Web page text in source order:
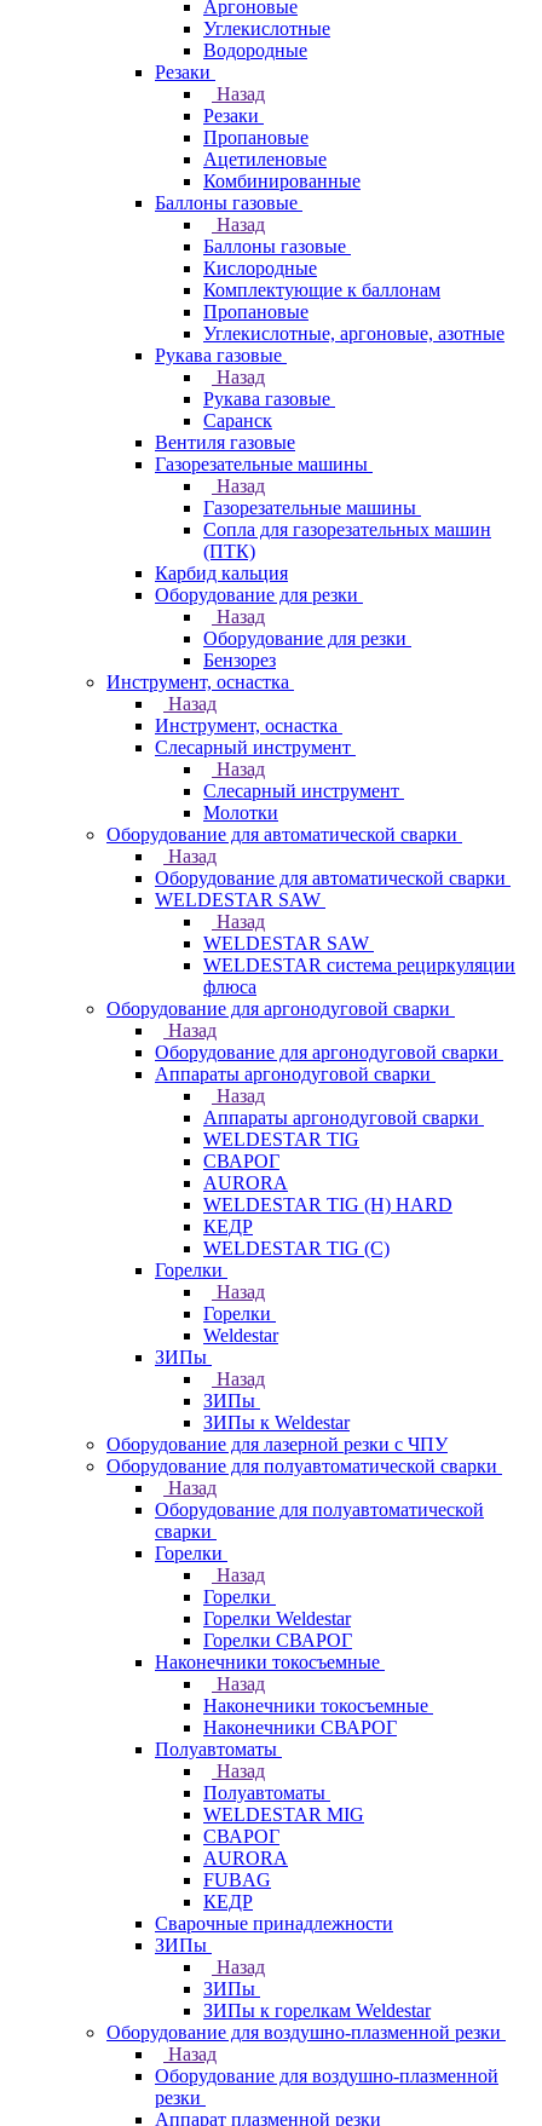
Аргоновые
Углекислотные
Водородные
Резаки
Назад
Резаки
Пропановые
Ацетиленовые
Комбинированные
Баллоны газовые
Назад
Баллоны газовые
Кислородные
Комплектующие к баллонам
Пропановые
Углекислотные, аргоновые, азотные
Рукава газовые
Назад
Рукава газовые
Саранск
Вентиля газовые
Газорезательные машины
Назад
Газорезательные машины
Сопла для газорезательных машин
(ПТК)
Карбид кальция
Оборудование для резки
Назад
Оборудование для резки
Бензорез
Инструмент, оснастка
Назад
Инструмент, оснастка
Слесарный инструмент
Назад
Слесарный инструмент
Молотки
Оборудование для автоматической сварки
Назад
Оборудование для автоматической сварки
WELDESTAR SAW
Назад
WELDESTAR SAW
WELDESTAR система рециркуляции
флюса
Оборудование для аргонодуговой сварки
Назад
Оборудование для аргонодуговой сварки
Аппараты аргонодуговой сварки
Назад
Аппараты аргонодуговой сварки
WELDESTAR TIG
СВАРОГ
AURORA
WELDESTAR TIG (H) HARD
КЕДР
WELDESTAR TIG (С)
Горелки
Назад
Горелки
Weldestar
ЗИПы
Назад
ЗИПы
ЗИПы к Weldestar
Оборудование для лазерной резки с ЧПУ
Оборудование для полуавтоматической сварки
Назад
Оборудование для полуавтоматической
сварки
Горелки
Назад
Горелки
Горелки Weldestar
Горелки СВАРОГ
Наконечники токосъемные
Назад
Наконечники токосъемные
Наконечники СВАРОГ
Полуавтоматы
Назад
Полуавтоматы
WELDESTAR MIG
СВАРОГ
AURORA
FUBAG
КЕДР
Сварочные принадлежности
ЗИПы
Назад
ЗИПы
ЗИПы к горелкам Weldestar
Оборудование для воздушно-плазменной резки
Назад
Оборудование для воздушно-плазменной
резки
Аппарат плазменной резки